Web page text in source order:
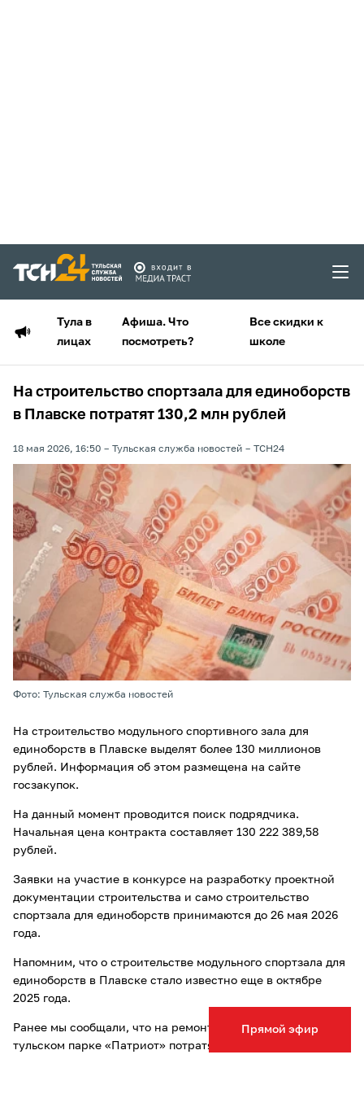
Тула в
лицах
Афиша. Что
посмотреть?
Все скидки к
школе
Прямой эфир
На строительство спортзала для единоборств
в Плавске потратят 130,2 млн рублей
18 мая 2026, 16:50 Тульская служба новостей ТСН24
Фото: Тульская служба новостей
На строительство модульного спортивного зала для
единоборств в Плавске выделят более 130 миллионов
рублей. Информация об этом размещена на сайте
госзакупок.
На данный момент проводится поиск подрядчика.
Начальная цена контракта составляет 130 222 389,58
рублей.
Заявки на участие в конкурсе на разработку проектной
документации строительства и само строительство
спортзала для единоборств принимаются до 26 мая 2026
года.
Напомним, что о строительстве модульного спортзала для
единоборств в Плавске стало известно еще в октябре
2025 года.
Ранее мы сообщали, что на ремонт световых элементов в
тульском парке «Патриот» потратят